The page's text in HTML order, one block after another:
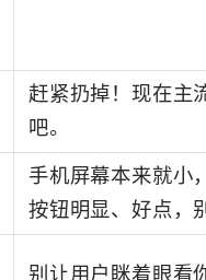
赶紧扔掉！现在主
吧。
手机屏幕本来就小
按钮明显、好点，
别让用户眯着眼看